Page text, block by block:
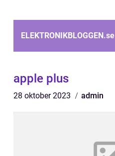
ELEKTRONIKBLOGGEN.se
apple plus
28 oktober 2023 admin